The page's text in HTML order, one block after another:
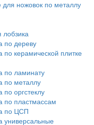
для ножовок по металлу
по дереву
по керамической плитке
по ламинату
по металлу
по оргстеклу
по пластмассам
по ЦСП
универсальные